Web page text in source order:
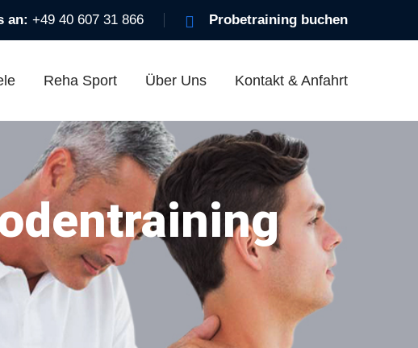
an: +49 40 607 31 866 Probetraining buchen
Reha Sport Über Uns Kontakt & Anfahrt